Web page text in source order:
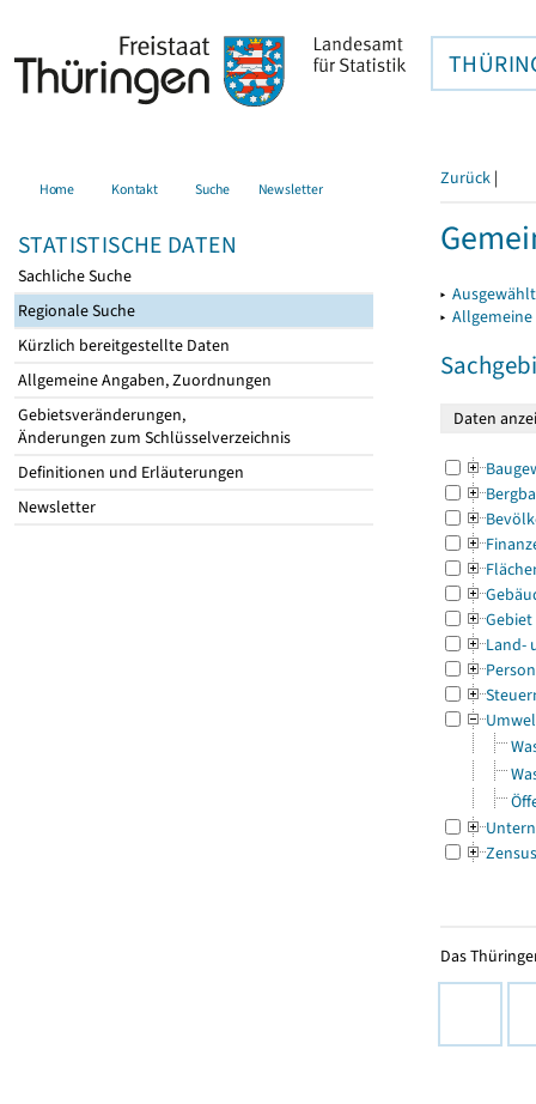
Home Kontakt Suche Newsletter
STATISTISCHE DATEN
Sachliche Suche
Regionale Suche
Kürzlich bereitgestellte Daten
Allgemeine Angaben, Zuordnungen
Gebietsveränderungen,
Änderungen zum Schlüsselverzeichnis
Definitionen und Erläuterungen
Newsletter
Zurück |
▸
▸
Gebiet
Land-
Zensus
Das